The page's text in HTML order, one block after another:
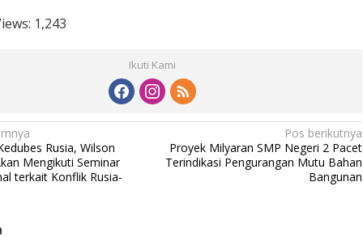
1,243
Ikuti Kami
Rusia, Wilson
Mengikuti Seminar
terkait Konflik Rusia-
Pos berikutnya
Proyek Milyaran SMP Negeri 2 Pacet
Terindikasi Pengurangan Mutu Bahan
Bangunan